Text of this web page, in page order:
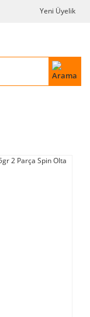
Yeni Üyelik